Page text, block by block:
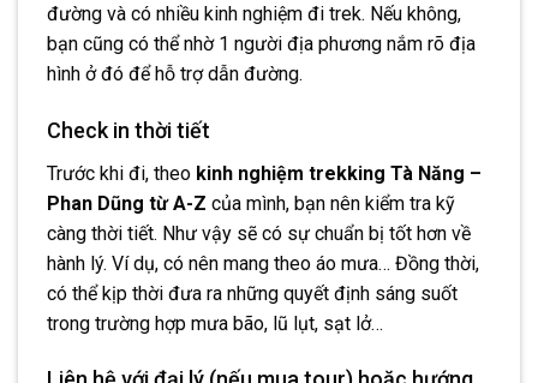
đường và có nhiều kinh nghiệm đi trek. Nếu không,
bạn cũng có thể nhờ 1 người địa phương nắm rõ địa
hình ở đó để hỗ trợ dẫn đường.
Check in thời tiết
Trước khi đi, theo kinh nghiệm trekking Tà Năng –
Phan Dũng từ A-Z của mình, bạn nên kiểm tra kỹ
càng thời tiết. Như vậy sẽ có sự chuẩn bị tốt hơn về
hành lý. Ví dụ, có nên mang theo áo mưa… Đồng thời,
có thể kịp thời đưa ra những quyết định sáng suốt
trong trường hợp mưa bão, lũ lụt, sạt lở…